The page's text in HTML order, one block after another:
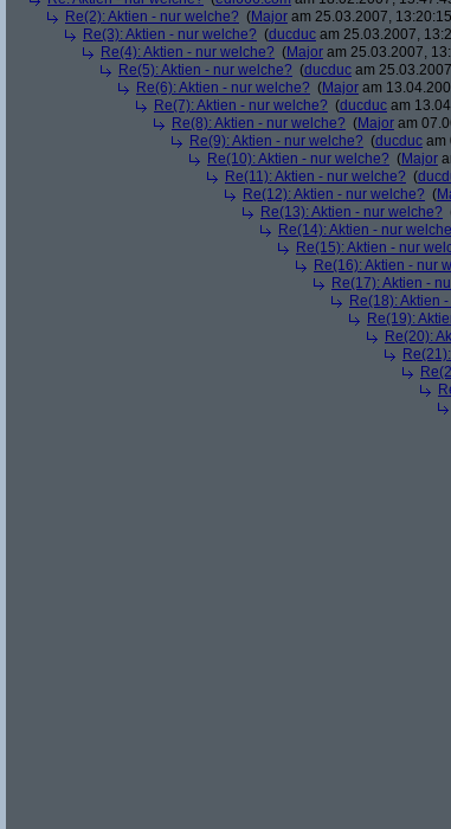
Re(2): Aktien - nur welche? (Major am 25.03.2007,
Re(3): Aktien - nur welche? (ducduc am 25.03.2007,
Re(4): Aktien - nur welche? (Major am 25.03.2007,
Re(5): Aktien - nur welche? (ducduc am
Re(6): Aktien - nur welche? (Major am
Re(7): Aktien - nur welche? (ducduc am
Re(8): Aktien - nur welche? (Major am
Re(9): Aktien - nur welche? (ducduc am
Re(10): Aktien - nur welche? (Major
Re(11): Aktien - nur welche? (
Re(12): Aktien - nur welche? (
Re(13): Aktien - nur welche?
Re(14): Aktien - nur
Re(15): Aktien - nur
Re(16): Aktien - nur
Re(17): Aktien -
Re(18): Aktien
Re(19):
Re(20):